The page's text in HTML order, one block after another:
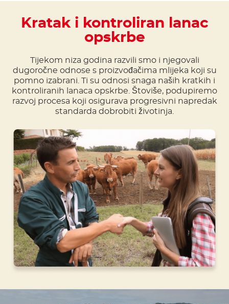
Kratak i kontroliran lanac
opskrbe
Tijekom niza godina razvili smo i njegovali
dugoročne odnose s proizvođačima mlijeka koji su
pomno izabrani. Ti su odnosi snaga naših kratkih i
kontroliranih lanaca opskrbe. Štoviše, podupiremo
razvoj procesa koji osigurava progresivni napredak
standarda dobrobiti životinja.